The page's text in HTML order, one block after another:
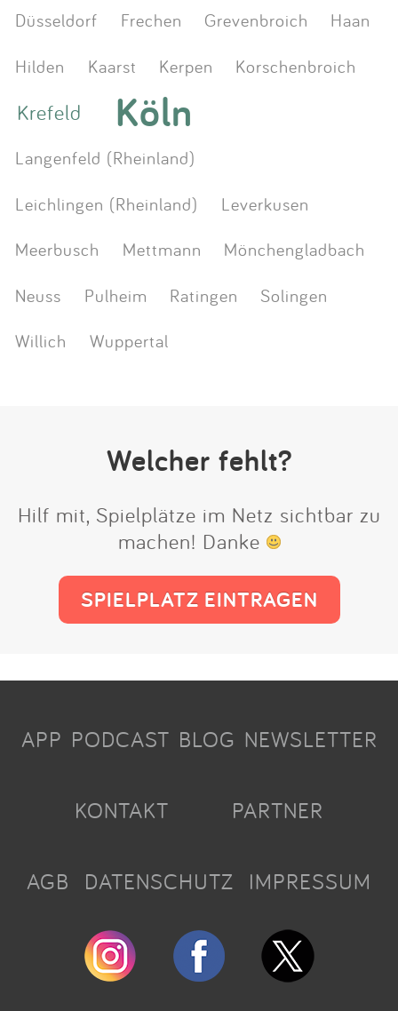
Düsseldorf
Frechen Grevenbroich
Haan
Hilden
Kaarst Kerpen Korschenbroich
Krefeld Köln
Langenfeld (Rheinland)
Leichlingen (Rheinland)
Leverkusen
Meerbusch
Mettmann
Mönchengladbach
Neuss
Pulheim Ratingen
Solingen
Willich
Wuppertal
Welcher fehlt?
Hilf mit, Spielplätze im Netz sichtbar zu
machen! Danke
SPIELPLATZ EINTRAGEN
APP PODCAST BLOG NEWSLETTER
KONTAKT PARTNER
AGB DATENSCHUTZ IMPRESSUM